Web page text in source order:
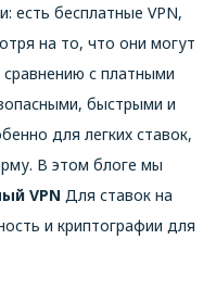
есть бесплатные VPN,
на то, что они могут
с платными
быстрыми и
для легких ставок,
В этом блоге мы
VPN Для ставок на
и криптографии для